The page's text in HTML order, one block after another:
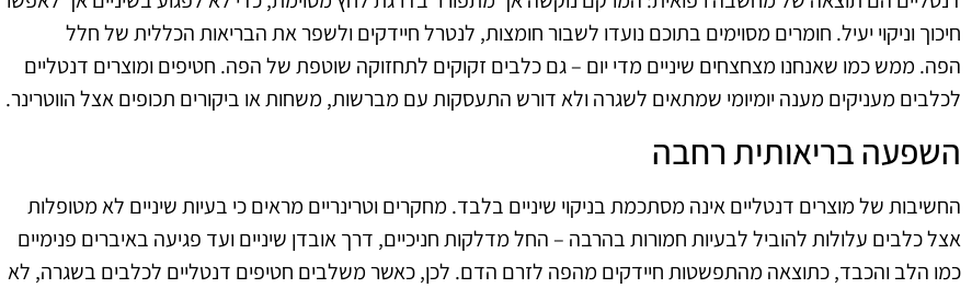
חיכוך וניקוי יעיל. חומרים מסוימים בתוכם נועדו לשבור חומצות, לנטרל חיידקים ולשפר את הבריאות הכללית של חלל
הפה. ממש כמו שאנחנו מצחצחים שיניים מדי יום – גם כלבים זקוקים לתחזוקה שוטפת של הפה. חטיפים ומוצרים דנטליים
לכלבים מעניקים מענה יומיומי שמתאים לשגרה ולא דורש התעסקות עם מברשות, משחות או ביקורים תכופים אצל הווטרינר.
השפעה בריאותית רחבה
החשיבות של מוצרים דנטליים אינה מסתכמת בניקוי שיניים בלבד. מחקרים וטרינריים מראים כי בעיות שיניים לא מטופלות
אצל כלבים עלולות להוביל לבעיות חמורות בהרבה – החל מדלקות חניכיים, דרך אובדן שיניים ועד פגיעה באיברים פנימיים
כמו הלב והכבד, כתוצאה מהתפשטות חיידקים מהפה לזרם הדם. לכן, כאשר משלבים חטיפים דנטליים לכלבים בשגרה, לא